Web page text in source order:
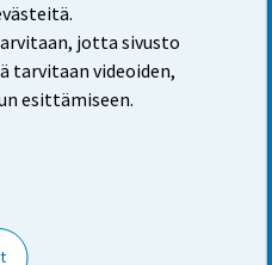
jotta sivusto
tarvitaan videoiden,
esittämiseen.